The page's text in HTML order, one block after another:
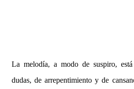
La melodía, a modo de suspiro,
dudas, de arrepentimiento y de